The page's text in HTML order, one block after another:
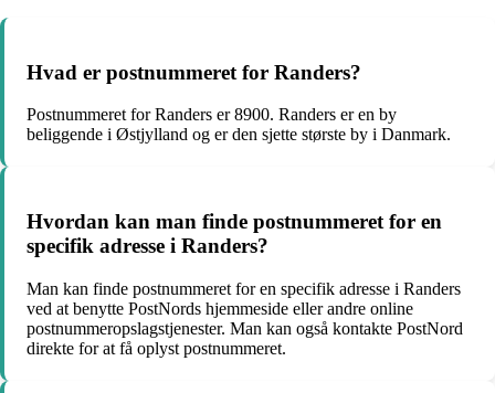
Hvad er postnummeret for Randers?
Postnummeret for Randers er 8900. Randers er en by
beliggende i Østjylland og er den sjette største by i Danmark.
Hvordan kan man finde postnummeret for en
specifik adresse i Randers?
Man kan finde postnummeret for en specifik adresse i Randers
ved at benytte PostNords hjemmeside eller andre online
postnummeropslagstjenester. Man kan også kontakte PostNord
direkte for at få oplyst postnummeret.